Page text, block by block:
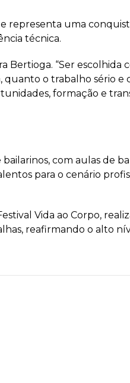
e representa uma
técnica.
Bertioga. “Ser escolhida
quanto o trabalho sério
formação e
com aulas de
para o cenário
Vida ao Corpo,
reafirmando o alto